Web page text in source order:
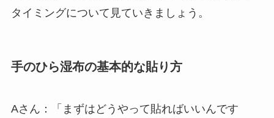
タイミングについて見ていきましょう。
手のひら湿布の基本的な貼り方
Aさん：「まずはどうやって貼ればいいんです